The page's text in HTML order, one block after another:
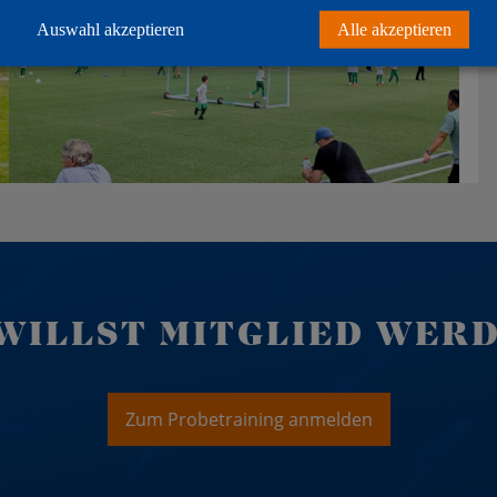
MITGLIED
Zum Probetraining anmelden
Auswahl akzeptieren Alle akzeptieren